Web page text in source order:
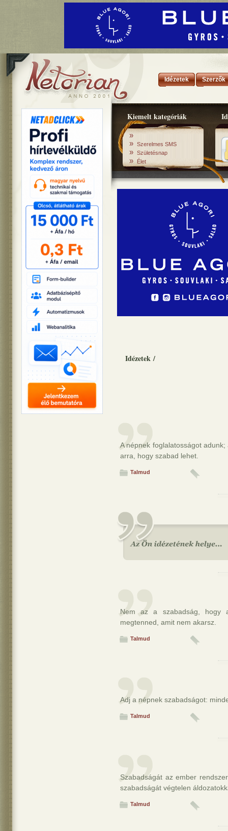
Idézetek Szerzők
Kiemelt kategóriák
»
» Szerelmes SMS
» Születésnap
» Élet
Idézetek /
A népnek foglalatosságot
arra, hogy szabad lehet.
Talmud
Nem az a szabadság, hogy
megtenned, amit nem akarsz.
Talmud
Adj a népnek szabadságot:
Talmud
Szabadságát az ember
szabadságát végtelen
Talmud